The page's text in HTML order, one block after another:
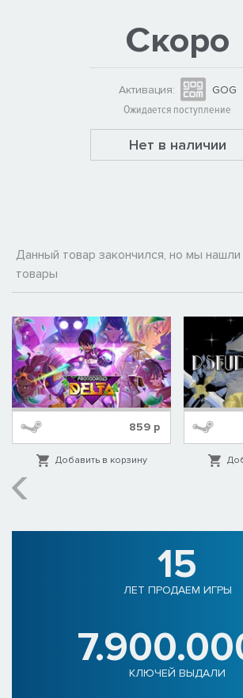
Скоро
Активация:
GOG
Ожидается поступление
Нет в наличии
Данный товар закончился, но мы
товары
859 р
Добавить в корзину
15
ЛЕТ ПРОДАЕМ ИГРЫ
КЛЮЧЕЙ ВЫДАЛИ